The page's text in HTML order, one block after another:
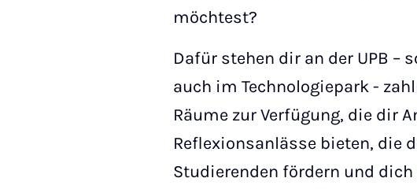
möchtest?
Dafür stehen dir an der UPB –
auch im Technologiepark -
Räume zur Verfügung, die dir
Reflexionsanlässe bieten, die
Studierenden fördern und